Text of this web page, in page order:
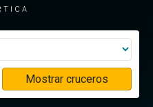
Mostrar cruceros